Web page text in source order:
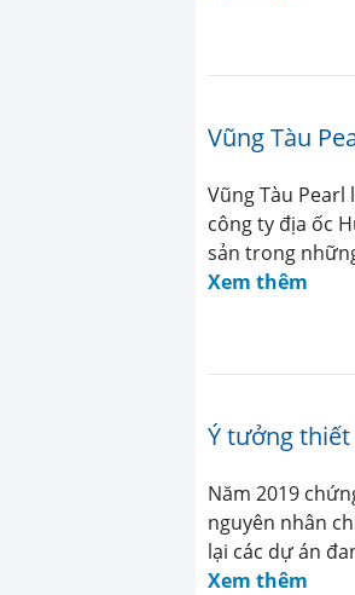
Vũng Tàu
Vũng Tàu
công ty địa ốc
sản trong
Xem thêm
Ý tưởng
Năm 2019
nguyên nhân
lại các dự án
Xem thêm